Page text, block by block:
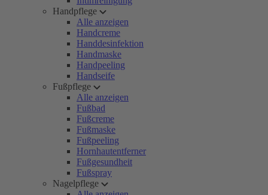
Handpflege
Alle anzeigen
Handcreme
Handdesinfektion
Handmaske
Handpeeling
Handseife
Fußpflege
Alle anzeigen
Fußbad
Fußcreme
Fußmaske
Fußpeeling
Hornhautentferner
Fußgesundheit
Fußspray
Nagelpflege